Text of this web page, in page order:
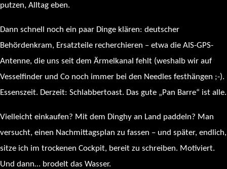
putzen, Alltag eben.
Dann schnell noch ein paar Dinge klären: deutscher
Behördenkram, Ersatzteile recherchieren – etwa die AIS-GPS-
Antenne, die uns seit dem Ärmelkanal fehlt (weshalb wir auf
Vesselfinder und Co noch immer bei den Needles festhängen ;-).
Essenszeit. Derzeit: Schlabbertoast. Das gute „Pan Barre“ ist alle.
Vielleicht einkaufen? Mit dem Dinghy an Land paddeln? Man
versucht, einen Nachmittagsplan zu fassen – und später, endlich,
sitze ich im trockenen Cockpit, bereit zu schreiben. Motiviert.
Und dann… brodelt das Wasser.